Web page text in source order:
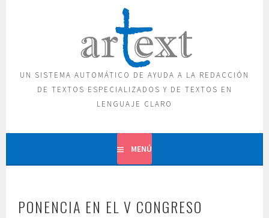
UN SISTEMA AUTOMÁTICO DE AYUDA A LA REDACCIÓN
DE TEXTOS ESPECIALIZADOS Y DE TEXTOS EN
LENGUAJE CLARO
MENÚ
PONENCIA EN EL V CONGRESO